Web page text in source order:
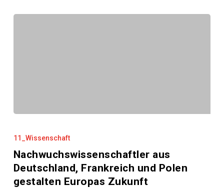
aus
Frankreich
und
Polen
11_Wissenschaft
Nachwuchswissenschaftler aus
Deutschland, Frankreich und Polen
gestalten Europas Zukunft